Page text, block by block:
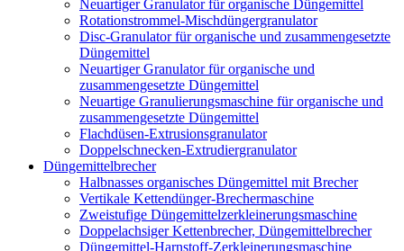
Neuartiger Granulator für organische Düngemittel
Rotationstrommel-Mischdüngergranulator
Disc-Granulator für organische und zusammengesetzte
Düngemittel
Neuartiger Granulator für organische und
zusammengesetzte Düngemittel
Neuartige Granulierungsmaschine für organische und
zusammengesetzte Düngemittel
Flachdüsen-Extrusionsgranulator
Doppelschnecken-Extrudiergranulator
Düngemittelbrecher
Halbnasses organisches Düngemittel mit Brecher
Vertikale Kettendünger-Brechermaschine
Zweistufige Düngemittelzerkleinerungsmaschine
Doppelachsiger Kettenbrecher, Düngemittelbrecher
Düngemittel-Harnstoff-Zerkleinerungsmaschine